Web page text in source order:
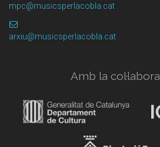
mpc@musicsperlacobla.cat
arxiu@musicsperlacobla.cat
Amb la